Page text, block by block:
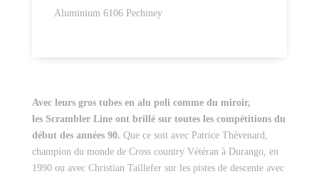
Aluminium 6106 Pechiney
Avec leurs gros tubes en alu poli comme du miroir,
les Scrambler Line ont brillé sur toutes les compétitions du
début des années 90. Que ce soit avec Patrice Thévenard,
champion du monde de Cross country Vétéran à Durango, en
1990 ou avec Christian Taillefer sur les pistes de descente avec